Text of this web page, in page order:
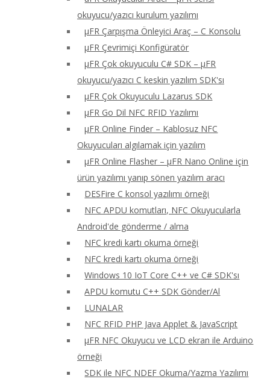
okuyucu/yazıcı kurulum yazılımı
μFR Çarpışma Önleyici Araç – C Konsolu
μFR Çevrimiçi Konfigüratör
μFR Çok okuyuculu C# SDK – μFR
okuyucu/yazıcı C keskin yazılım SDK'sı
μFR Çok Okuyuculu Lazarus SDK
μFR Go Dil NFC RFID Yazılımı
μFR Online Finder – Kablosuz NFC
Okuyucuları algılamak için yazılım
μFR Online Flasher – μFR Nano Online için
ürün yazılımı yanıp sönen yazılım aracı
DESFire C konsol yazılımı örneği
NFC APDU komutları, NFC Okuyucularla
Android'de gönderme / alma
NFC kredi kartı okuma örneği
NFC kredi kartı okuma örneği
Windows 10 IoT Core C++ ve C# SDK'sı
APDU komutu C++ SDK Gönder/Al
LUNALAR
NFC RFID PHP Java Applet & JavaScript
μFR NFC Okuyucu ve LCD ekran ile Arduino
örneği
SDK ile NFC NDEF Okuma/Yazma Yazılımı